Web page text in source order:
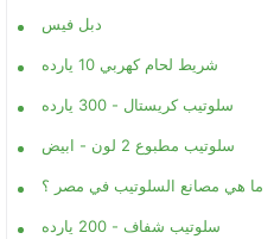
دبل فيس
شريط لحام كهربي 10 يارده
سلوتيب كريستال - 300 يارده
سلوتيب مطبوع 2 لون - ابيض
ما هي مصانع السلوتيب في مصر ؟
سلوتيب شفاف - 200 يارده